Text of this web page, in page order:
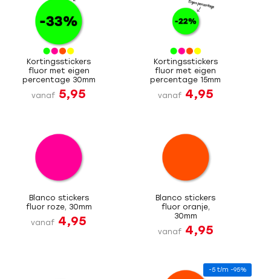
Kortingsstickers
fluor met eigen
percentage 30mm
vanaf 5,95
Kortingsstickers
fluor met eigen
percentage 15mm
vanaf 4,95
Blanco stickers
fluor roze, 30mm
vanaf 4,95
Blanco stickers
fluor oranje,
30mm
vanaf 4,95
-5 t/m -95%